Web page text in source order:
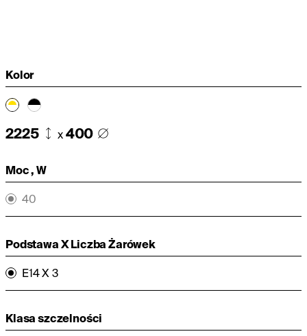
Kolor
2225 x 400
Moc , W
40
Podstawa X Liczba Żarówek
E14 X 3
Klasa szczelności